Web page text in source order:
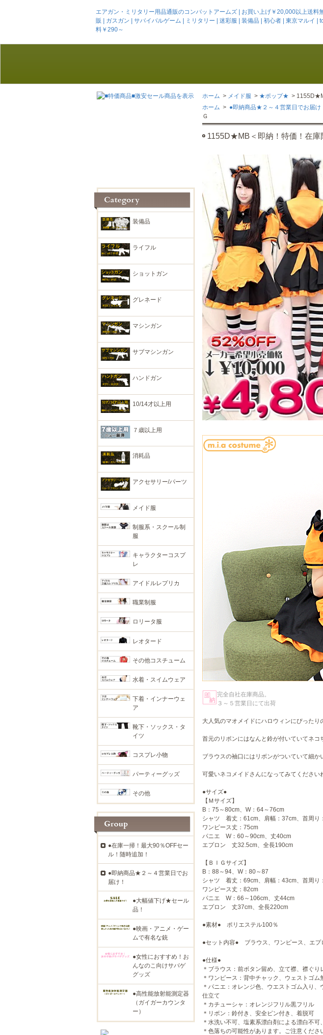
エアガン・ミリタリー用品通販のコンバットアームズ | お買い上げ￥20,000以上送料
販 | ガスガン | サバイバルゲーム | ミリタリー | 迷彩服 | 装備品 | 初心者 | 東京マルイ |
料￥290～
ホーム > メイド服 > ★ポップ★ >
ホーム > ●即納商品★２～４営業日でお届け
Ｇ
1155D★MB＜即納！特価！在
完全自社在庫商品。
３～５営業日にて出荷
大人気のマオメイドにハロウィンにぴったり
首元のリボンにはなんと鈴が付いていてネコ
ブラウスの袖口にはリボンがついていて細
可愛いネコメイドさんになってみてくださ
●サイズ●
【Ｍサイズ】
B：75～80cm、W：64～76cm
シャツ 着丈：61cm、肩幅：37cm、首周り
ワンピース丈：75cm
パニエ W：60～90cm、丈40cm
エプロン 丈32.5cm、全長190cm
【ＢＩＧサイズ】
B：88～94、W：80～87
シャツ 着丈：69cm、肩幅：43cm、首周り
ワンピース丈：82cm
パニエ W：66～106cm、丈44cm
エプロン 丈37cm、全長220cm
●素材● ポリエステル100％
●セット内容● ブラウス、ワンピース、エプ
●仕様●
＊ブラウス：前ボタン留め、立て襟、襟ぐり
＊ワンピース：背中チャック、ウェストゴム
＊パニエ：オレンジ色、ウエストゴム入り
仕立て
＊カチューシャ：オレンジフリル黒フリル
＊リボン：鈴付き、安全ピン付き、着脱可
＊水洗い不可、塩素系漂白剤による漂白不
＊色落ちの可能性があります。ご注意くださ
装備品
ライフル
ショットガン
グレネード
マシンガン
サブマシンガン
ハンドガン
10/14才以上用
７歳以上用
消耗品
アクセサリー/パーツ
メイド服
制服系・スクール制
服
キャラクターコスプ
レ
アイドルレプリカ
職業制服
ロリータ服
レオタード
その他コスチューム
水着・スイムウェア
下着・インナーウェ
ア
靴下・ソックス・タ
イツ
コスプレ小物
パーティーグッズ
その他
●在庫一掃！最大90％OFFセー
ル！随時追加！
●即納商品★２～４営業日でお
届け！
●大幅値下げ★セール
品！
●映画・アニメ・ゲー
ムで有名な銃
●女性におすすめ！お
んなのこ向けサバゲ
グッズ
●高性能放射能測定器
（ガイガーカウンタ
ー）